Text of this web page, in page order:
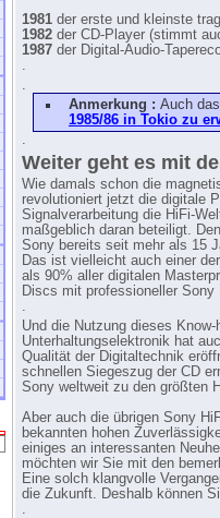
1981 der erste und kleinste
1982 der CD-Player (stimmt
1987 der Digital-Audio-
.
.
Anmerkung : Auch
1985/86 in Tokio zu
.
Weiter geht es mit
Wie damals schon die
revolutioniert jetzt die digitale
Signalverarbeitung die HiFi-
maßgeblich daran beteiligt.
Sony bereits seit mehr als 15
Das ist vielleicht auch einer
als 90% aller digitalen
Discs mit professioneller
.
Und die Nutzung dieses Know-
Unterhaltungselektronik hat
Qualität der Digitaltechnik
schnellen Siegeszug der CD
Sony weltweit zu den größten
Aber auch die übrigen Sony
bekannten hohen
einiges an interessanten
möchten wir Sie mit den
Eine solch klangvolle
die Zukunft. Deshalb können
.